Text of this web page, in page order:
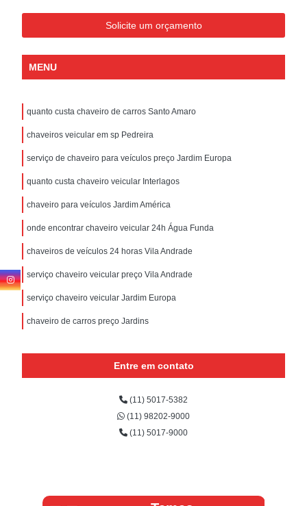
Solicite um orçamento
MENU
quanto custa chaveiro de carros Santo Amaro
chaveiros veicular em sp Pedreira
serviço de chaveiro para veículos preço Jardim Europa
quanto custa chaveiro veicular Interlagos
chaveiro para veículos Jardim América
onde encontrar chaveiro veicular 24h Água Funda
chaveiros de veículos 24 horas Vila Andrade
serviço chaveiro veicular preço Vila Andrade
serviço chaveiro veicular Jardim Europa
chaveiro de carros preço Jardins
Entre em contato
(11) 5017-5382
(11) 98202-9000
(11) 5017-9000